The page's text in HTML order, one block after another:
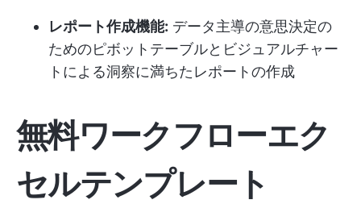
レポート作成機能: データ主導の意思決定の
ためのピボットテーブルとビジュアルチャー
トによる洞察に満ちたレポートの作成
無料ワークフローエク
セルテンプレート